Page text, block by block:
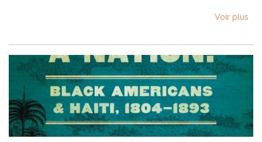
Voir plus